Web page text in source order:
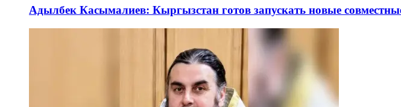
Адылбек Касымалиев: Кыргызстан готов запускать новые